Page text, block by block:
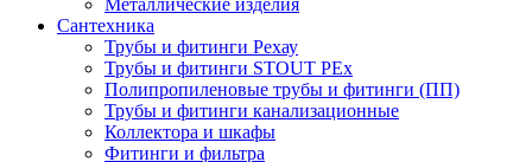
Металлические изделия
Сантехника
Трубы и фитинги Рехау
Трубы и фитинги STOUT PEx
Полипропиленовые трубы и фитинги (ПП)
Трубы и фитинги канализационные
Коллектора и шкафы
Фитинги и фильтра